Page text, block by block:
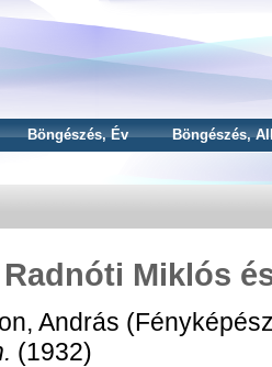
Böngészés, Év
Böngészés,
Radnóti Miklós
András
(1932)